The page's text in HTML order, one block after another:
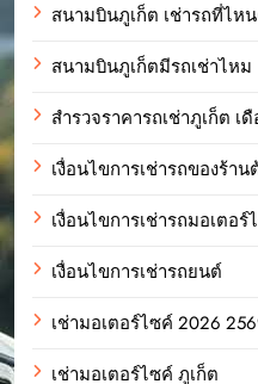
สนามบินภูเก็ต เช่ารถที่ไห
สนามบินภูเก็ตมีรถเช่าไหม
สำรวจราคารถเช่าภูเก็ต เ
เงื่อนไขการเช่ารถของร้า
เงื่อนไขการเช่ารถมอเตอร์
เงื่อนไขการเช่ารถยนต์
เช่ามอเตอร์ไซค์ 2026
เช่ามอเตอร์ไซค์ ภูเก็ต